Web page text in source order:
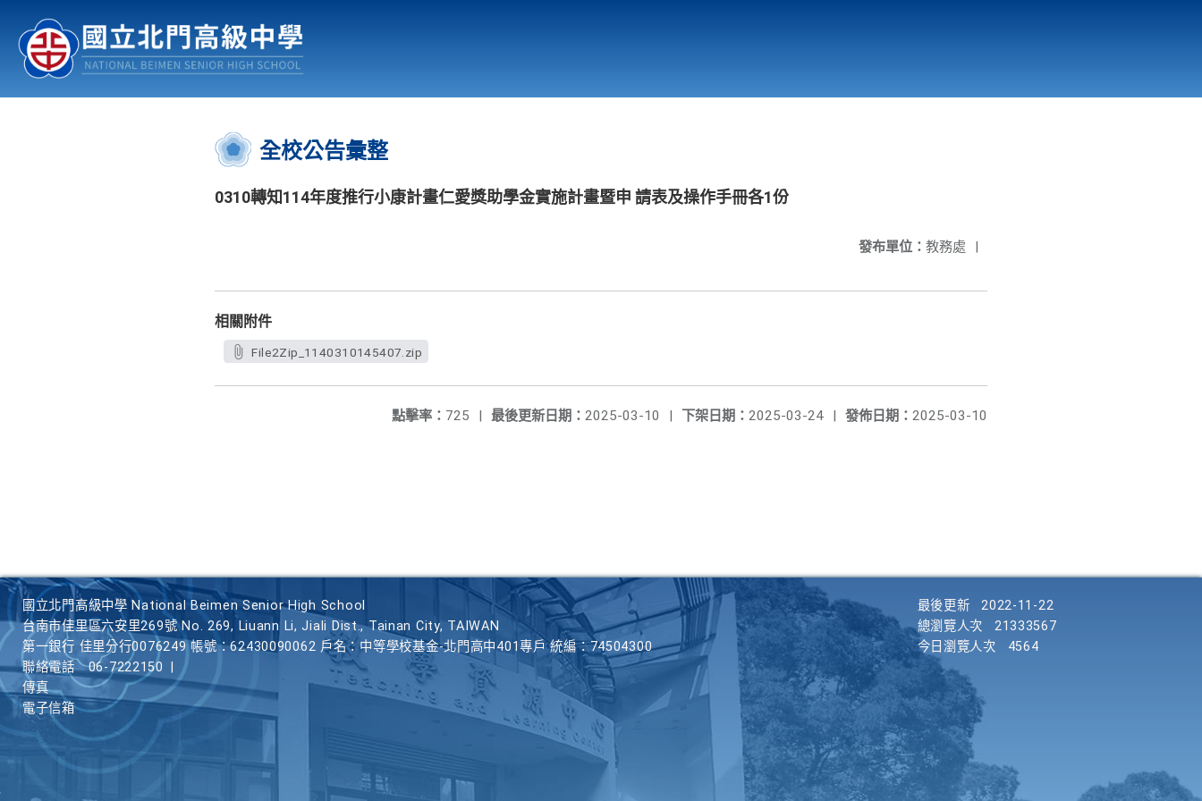
認識北中 行事曆
:::
全校公告彙整
0310轉知114年度推行小康計畫仁愛獎助學金實施計畫暨申 請表及操作手冊各1份
發布單位： 教務處 |
相關附件
File2Zip_1140310145407.zip
發佈日期： 2025-03-10
下架日期： 2025-03-24 |
最後更新日期： 2025-03-10 |
點擊率： 725 |
國立北門高級中學 National Beimen Senior High School
台南市佳里區六安里269號 No. 269, Liuann Li, Jiali Dist., Tainan City, TAIWAN
第一銀行 佳里分行0076249 帳號：62430090062 戶名：中等學校基金-北門高中401專戶 統編：74504300
聯絡電話
06-7222150
傳真
電子信箱
最後更新
2022-11-22
總瀏覽人次
21333567
今日瀏覽人次
4564